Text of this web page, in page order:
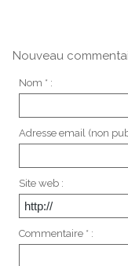
Nouveau
Nom * :
Adresse email (non
Site web :
Commentaire * :